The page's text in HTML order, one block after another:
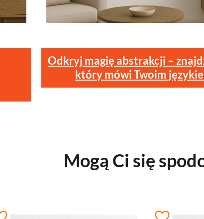
Odkryj magię abstrakcji –
który mówi Twoim
Mogą Ci się